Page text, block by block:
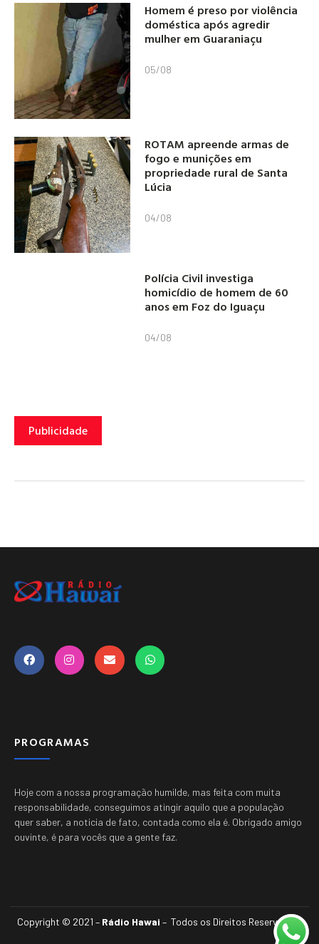
Homem é preso por violência
doméstica após agredir
mulher em Guaraniaçu
05/08
ROTAM apreende armas de
fogo e munições em
propriedade rural de Santa
Lúcia
04/08
Polícia Civil investiga
homicídio de homem de 60
anos em Foz do Iguaçu
04/08
Publicidade
PROGRAMAS
Hoje com a nossa programação humilde, mas feita com muita
responsabilidade, conseguimos atingir aquilo que a população
quer saber, a noticia de fato, contada como ela é. Obrigado amigo
ouvinte, é para vocês que a gente faz.
Copyright © 2021 – Rádio Hawai – Todos os Direitos Reservados.